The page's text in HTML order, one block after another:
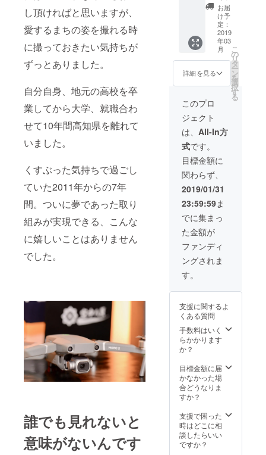
し頂ければと思いますが、
愛するまちの姿を撮れる時
に撮っておきたい気持ちが
ずっとありました。
自分自身、地元の高校を卒
業してから大学、就職合わ
せて10年間高知県を離れて
いました。
くすぶった気持ちで過ごし
ていた2011年からの7年
間。ついに夢であった取り
組みが実現できる、こんな
に嬉しいことはありません
でした。
誰でも見れないと
意味がないんです
れ・ス
テッ
カー・
キャッ
プ・ラ
ンチ
バッ
グ・
トート
バッ
グ・T
シャ
ツ・ポ
ロシャ
ツ・
パー
カー・1
枚写
真・
DVDBlu
eRay・
写真集
がひと
まとめ
になっ
たセッ
トで
す。 備
ロール
るお名
前、各
サイズ
などを
ご記入
い。 記
入用 お
名前
「
」 オリ
ジナル
キャッ
お届
け予
定：
2019
年03
月
詳細を見る
こ
の
リ
タ
ー
ン
を
選
択
す
る
このプロ
ジェクト
は、 All-In方
式です。
目標金額に
関わらず、
2019/01/31
23:59:59ま
でに集まっ
た金額が
ファンディ
ングされま
す。
支援に関するよ
くある質問
手数料はいく
らかかります
か？
目標金額に届
かなかった場
合どうなりま
すか？
支援で困った
時はどこに相
談したらいい
ですか？